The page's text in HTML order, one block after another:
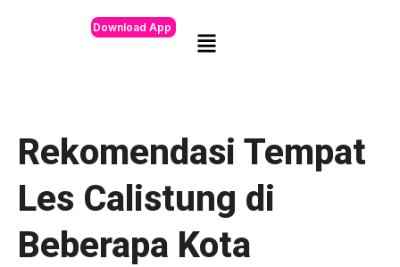
Download App
Rekomendasi Tempat
Les Calistung di
Beberapa Kota